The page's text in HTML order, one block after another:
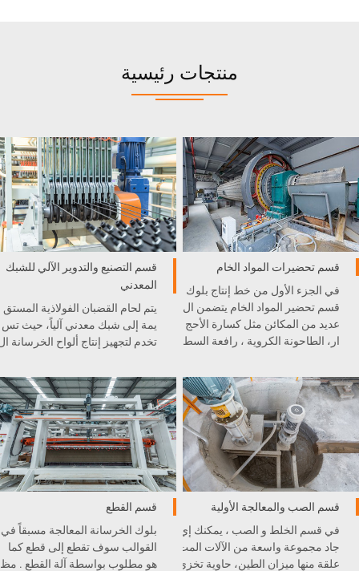
منتجات رئيسية
قسم تحضيرات المواد الخام
في الجزء الأول من خط إنتاج بلوك
قسم تحضير المواد الخام يتضمن ال
عديد من المكائن مثل كسارة الأحج
ار، الطاحونة الكروية ، رافعة السط
ممتاز في خط الإنتاج .
قسم التصنيع والتدوير الآلي للشبك
المعدني
يتم لحام القضبان الفولاذية المستق
يمة إلى شبك معدني آلياً، حيث تس
تخدم لتجهيز إنتاج ألواح الخرسانة
قسم الصب والمعالجة الأولية
في قسم الخلط و الصب ، يمكنك إي
جاد مجموعة واسعة من الآلات المت
علقة منها ميزان الطين، حاوية تخزي
قسم القطع
بلوك الخرسانة المعالجة مسبقاً في
القوالب سوف تقطع إلى قطع كما
هو مطلوب بواسطة آلة القطع . مظ